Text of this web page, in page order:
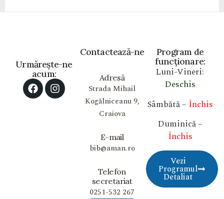
Program de
funcționare:
Luni-Vineri:
Deschis
Sâmbătă – Închis
Duminică –
Închis
Vezi
Programul
Detaliat
Contactează-ne
Adresă
Strada Mihail
Kogălniceanu 9,
Craiova
E-mail
bib@aman.ro
Telefon
secretariat
0251-532 267
Urmărește-ne
acum: